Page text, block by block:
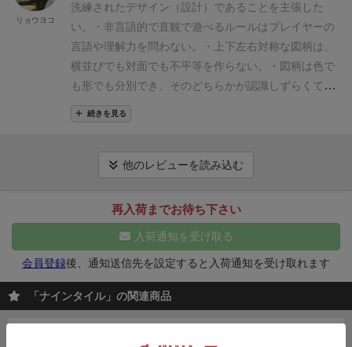
持ちの呼び鈴を使って「チーン」と鳴らすと更に盛り
上がるのでオススメです。(同梱されていません。100
円ショップで売ってます。)
⚫︎良い点 インストが超簡
単。幼稚園児から遊べる簡単ルール。 アツくなれるゲ
ーム性。 アートワークが素晴らしい。⚫︎気になる点
陣のタイルの並び変えなので、やる事はソロプレイ的
ルを掴みやすいようにプレイマットなどを用意した方
が良さそうです。⚫︎悪い点特に無し。
洗練されたデザイン（設計）であることを主張した
い。
・非言語的で直観で遊べるルールはプレイヤーの
言語や理解力を問わない。
・上下左右対称な図柄は、
横並びでも対面でも不平等を作らない。
・図柄は色で
も形でも分別でき、そのどちらかが認識しずらくても
代償可能。色盲の気がある私が友人と２人プレイし、
私はほぼ形認識で、友人はほぼ色認識でタイルを揃え
ではないし、露骨に能力差が出やすいのも確かだが、
か、話し合うのもまた楽しいと思う。
続きを見る
リョウヨコ
他のレビューを読み込む
再入荷までお待ち下さい
入荷通知を受け取る
会員登録後、通知送信先を設定すると入荷通知を受け取れます
「ナインタイル」の関連商品